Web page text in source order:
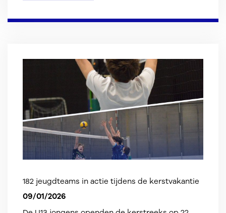
182 jeugdteams in actie tijdens de kerstvakantie
09/01/2026